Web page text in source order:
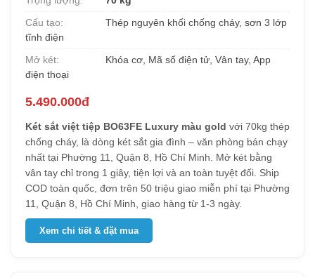
Cấu tạo:
Thép nguyên khối chống cháy, sơn 3 lớp
tĩnh điện
Mở két:
Khóa cơ, Mã số điện tử, Vân tay, App
điện thoại
5.490.000đ
Két sắt việt tiệp BO63FE Luxury màu gold với 70kg thép
chống cháy, là dòng két sắt gia đình – văn phòng bán chạy
nhất tại Phường 11, Quận 8, Hồ Chí Minh. Mở két bằng
vân tay chỉ trong 1 giây, tiện lợi và an toàn tuyệt đối. Ship
COD toàn quốc, đơn trên 50 triệu giao miễn phí tại Phường
11, Quận 8, Hồ Chí Minh, giao hàng từ 1-3 ngày.
Xem chi tiết & đặt mua